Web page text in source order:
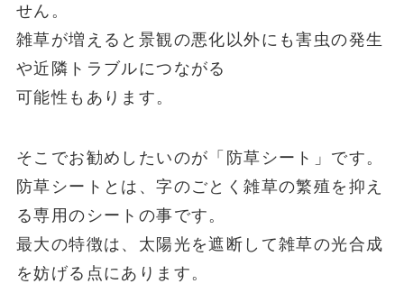
せん。
雑草が増えると景観の悪化以外にも害虫の発生
や近隣トラブルにつながる
可能性もあります。
そこでお勧めしたいのが「防草シート」です。
防草シートとは、字のごとく雑草の繁殖を抑え
る専用のシートの事です。
最大の特徴は、太陽光を遮断して雑草の光合成
を妨げる点にあります。